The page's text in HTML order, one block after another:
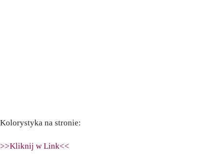
Kolorystyka na stronie:
>>Kliknij w Link<<